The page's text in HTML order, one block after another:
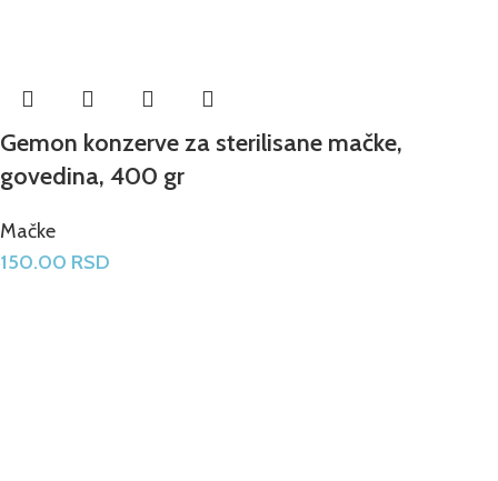
Gemon konzerve za sterilisane mačke,
govedina, 400 gr
Mačke
150.00 RSD